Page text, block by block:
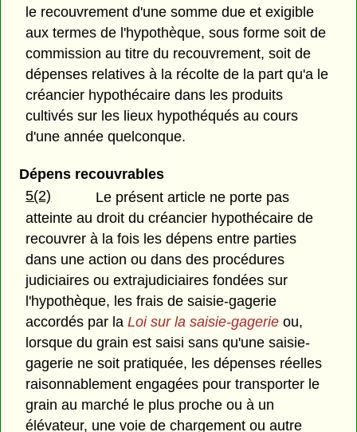
le recouvrement d'une somme due et exigible
aux termes de l'hypothèque, sous forme soit de
commission au titre du recouvrement, soit de
dépenses relatives à la récolte de la part qu'a le
créancier hypothécaire dans les produits
cultivés sur les lieux hypothéqués au cours
d'une année quelconque.
Dépens recouvrables
5(2)
Le présent article ne porte pas
atteinte au droit du créancier hypothécaire de
recouvrer à la fois les dépens entre parties
dans une action ou dans des procédures
judiciaires ou extrajudiciaires fondées sur
l'hypothèque, les frais de saisie-gagerie
accordés par laLoi sur la saisie-gagerie ou,
lorsque du grain est saisi sans qu'une saisie-
gagerie ne soit pratiquée, les dépenses réelles
raisonnablement engagées pour transporter le
grain au marché le plus proche ou à un
élévateur, une voie de chargement ou autre